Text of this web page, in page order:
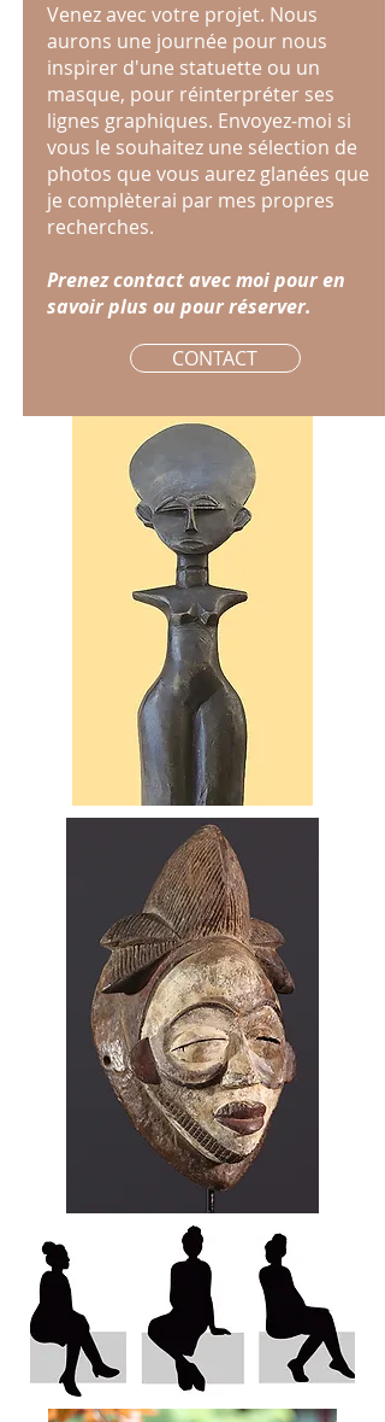
Venez avec votre projet. Nous
aurons une journée pour nous
inspirer d'une statuette ou un
masque, pour réinterpréter ses
lignes graphiques. Envoyez-moi si
vous le souhaitez une sélection de
photos que vous aurez glanées que
je complèterai par mes propres
recherches.
Prenez contact avec moi pour en
savoir plus ou pour réserver.
CONTACT